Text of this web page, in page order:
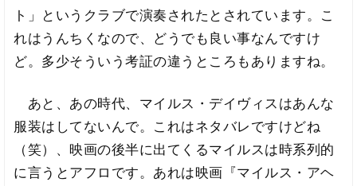
ト」というクラブで演奏されたとされています。こ
れはうんちくなので、どうでも良い事なんですけ
ど。多少そういう考証の違うところもありますね。
あと、あの時代、マイルス・デイヴィスはあんな
服装はしてないんで。これはネタバレですけどね
（笑）、映画の後半に出てくるマイルスは時系列的
に言うとアフロです。あれは映画『マイルス・アヘ